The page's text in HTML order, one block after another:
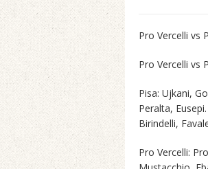
Pro Vercelli vs
Pro Vercelli vs
Pisa: Ujkani,
Peralta,
Birindelli,
Pro Vercelli: